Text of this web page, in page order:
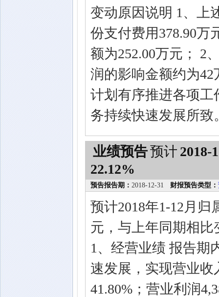
变动原因说明 1、上
份支付费用378.90万
额为252.00万元； 2
润的影响金额约为
计划有序推进各项
务持续快速发展所致
业绩预告预计 2018-
22.12%
预告报告期： 2018-12-31 财报预告类型：
预计2018年1-12月归
元，与上年同期相比
1、经营业绩 报告期
速发展，实现营业收
41.80%；营业利润